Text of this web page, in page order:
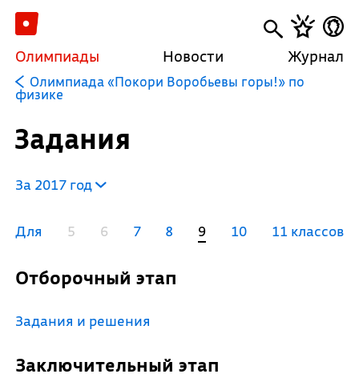
Олимпиады Новости Журнал
Олимпиада «Покори Воробьевы горы!» по
физике
Задания
За 2017 год
Для 5 6 7 8 9 10 11 классов
Отборочный этап
Задания и решения
Заключительный этап